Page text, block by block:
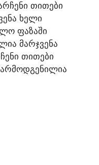
თითები
ხელი
ფაზაში
მარჯვენა
თითები